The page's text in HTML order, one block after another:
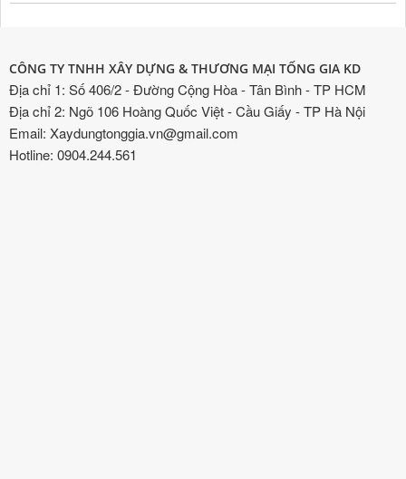
CÔNG TY TNHH XÂY DỰNG & THƯƠNG MẠI TỐNG GIA KD
Địa chỉ 1: Số 406/2 - Đường Cộng Hòa - Tân Bình - TP HCM
Địa chỉ 2: Ngõ 106 Hoàng Quốc Việt - Cầu Giấy - TP Hà Nội
Email: Xaydungtonggia.vn@gmail.com
Hotline: 0904.244.561